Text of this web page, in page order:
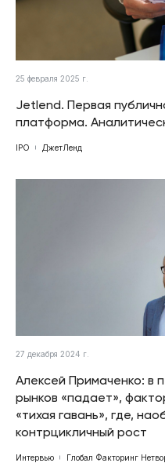
25 февраля 2025 г.
Jetlend. Первая
платформа.
IPO ДжетЛенд
27 декабря 2024 г.
Алексей Примаченко: в
рынков «падает»,
«тихая гавань», где,
контрцикличный рост
Интервью Глобал Факторинг